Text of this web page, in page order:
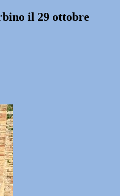
il 29 ottobre